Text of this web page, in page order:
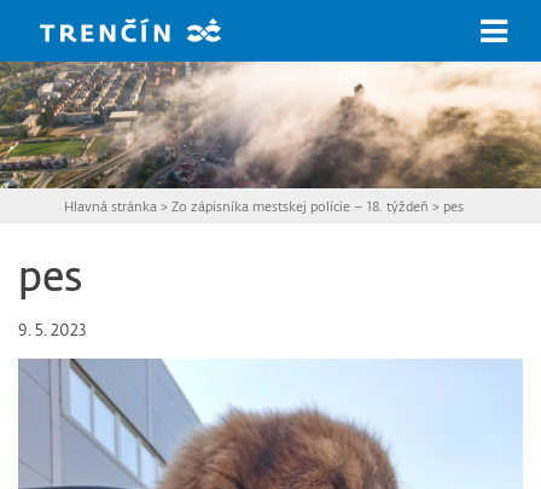
Hlavná stránka > Zo zápisníka mestskej polície – 18. týždeň > pes
pes
9. 5. 2023